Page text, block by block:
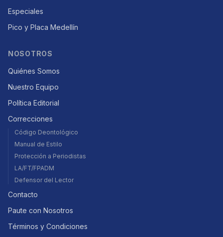
Especiales
Pico y Placa Medellín
NOSOTROS
Quiénes Somos
Nuestro Equipo
Política Editorial
Correcciones
Código Deontológico
Manual de Estilo
Protección a Periodistas
LA/FT/FPADM
Defensor del Lector
Contacto
Paute con Nosotros
Términos y Condiciones